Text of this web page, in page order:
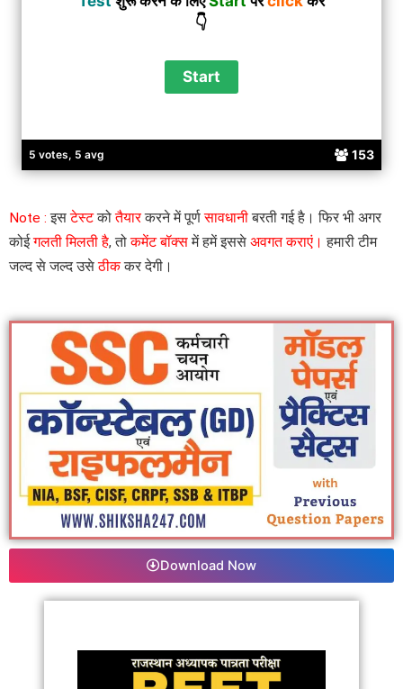
5 votes, 5 avg 153
👇
Note : इसटेस्टकोतैयारकरने में पूर्णसावधानीबरती गई है। फिर भी अगर
कोईगलती मिलती है, तोकमेंट बॉक्समें हमें इससे अवगत कराएं। हमारी टीम
जल्द से जल्द उसेठीककर देगी।
Download Now